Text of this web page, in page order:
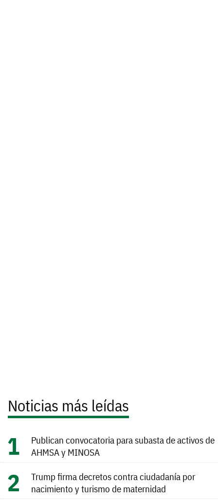
Noticias más leídas
Publican convocatoria para subasta de activos de
AHMSA y MINOSA
Trump firma decretos contra ciudadanía por
nacimiento y turismo de maternidad